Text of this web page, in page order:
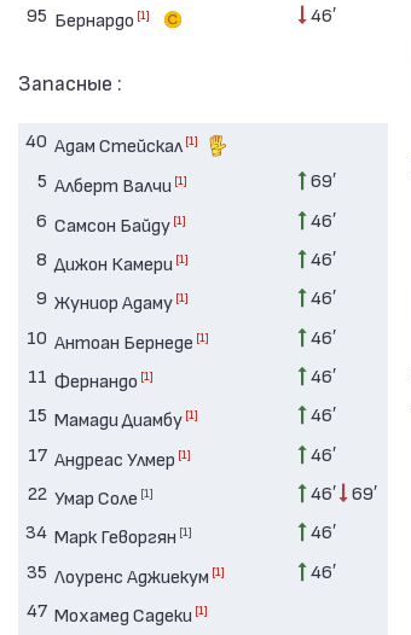
95 Бернардо [1] 46′
Запасные :
40 Адам Стейскал [1]
5 Алберт Валчи [1]
69′
6 Самсон Байду [1]
46′
8 Дижон Камери [1]
46′
9 Жуниор Адаму [1]
46′
10 Антоан Бернеде [1]
46′
11 Фернандо [1]
46′
15 Мамади Диамбу [1]
46′
17 Андреас Улмер [1]
46′
22 Умар Соле [1] 46′ 69′
34 Марк Геворгян [1]
46′
35 Лоуренс Аджиекум [1]
46′
47 Мохамед Садеки [1]